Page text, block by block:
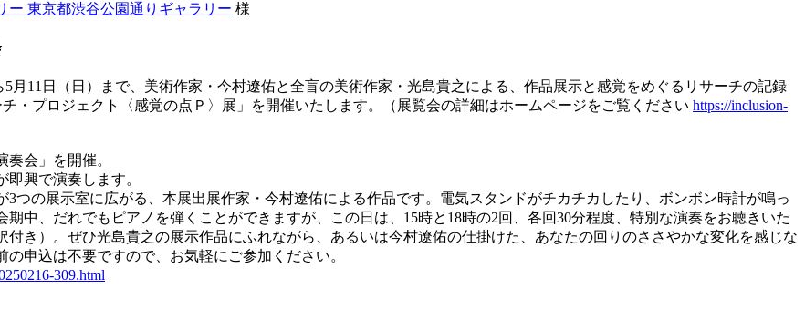
ー 東京都渋谷公園通りギャラリー 様
月11日（日）まで、美術作家・今村遼佑と全盲の美術作家・光島貴之による、作品展示と感覚をめぐるリサーチの記録
プロジェクト〈感覚の点Ｐ〉展」を開催いたします。（展覧会の詳細はホームページをご覧ください https://inclusion-
会」を開催。
興で演奏します。
3つの展示室に広がる、本展出展作家・今村遼佑による作品です。電気スタンドがチカチカしたり、ボンボン時計が鳴っ
中、だれでもピアノを弾くことができますが、この日は、15時と18時の2回、各回30分程度、特別な演奏をお聴きいた
き）。ぜひ光島貴之の展示作品にふれながら、あるいは今村遼佑の仕掛けた、あなたの回りのささやかな変化を感じな
申込は不要ですので、お気軽にご参加ください。
309.html